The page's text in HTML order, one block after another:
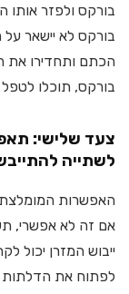
בורקס ולפזר אותו
בורקס לא יישאר על
הכתם ותחדירו את
בורקס, תוכלו
צעד שלישי:
לשתייה
האפשרות
אם זה לא אפשרי,
ייבוש המזרן יכול
לפתוח את הדלתות